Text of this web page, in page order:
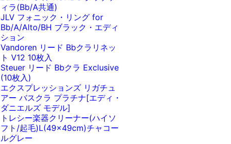
ィラ(Bb/A共通)
JLV フォニック・リング for
Bb/A/Alto/BH ブラック・エディ
ション
Vandoren リード Bbクラリネッ
ト V12 10枚入
Steuer リード Bbクラ Exclusive
(10枚入)
エクスプレッションズ リガチュ
アー バスクラ プラチナ[エディ・
ダニエルズ モデル]
トレシー楽器クリーナー(ハイソ
フト/起毛)L(49x49cm)チャコー
ルグレー